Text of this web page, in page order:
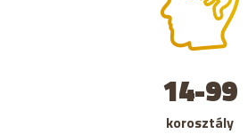
14-99
korosztály